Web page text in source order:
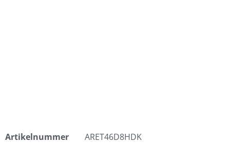
Artikelnummer
ARET46D8HDK